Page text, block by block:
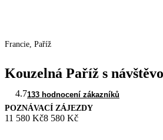
Francie, Paříž
Kouzelná Paříž s
4.7133 hodnocení zákazníků
POZNÁVACÍ ZÁJEZDY
11 580 Kč8 580 Kč